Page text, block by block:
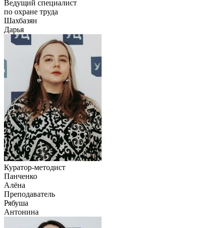
Ведущий специалист
по охране труда
Шахбазян
Дарья
Куратор-методист
Панченко
Алёна
Преподаватель
Рябуша
Антонина